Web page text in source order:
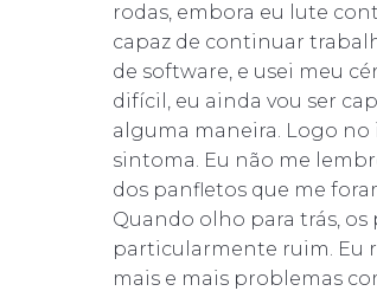
rodas, embora eu lute
capaz de continuar
de software, e usei meu
difícil, eu ainda vou ser
alguma maneira. Logo no
sintoma. Eu não me
dos panfletos que me
Quando olho para trás,
particularmente ruim. Eu
mais e mais problemas